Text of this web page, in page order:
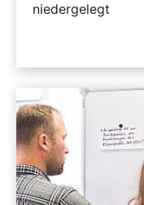
niedergelegt